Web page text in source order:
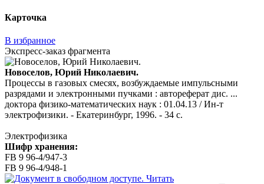
Карточка
В избранное
Экспресс-заказ фрагмента
Новоселов, Юрий Николаевич.
Процессы в газовых смесях, возбуждаемые импульсными
разрядами и электронными пучками : автореферат дис. ...
доктора физико-математических наук : 01.04.13 / Ин-т
электрофизики. - Екатеринбург, 1996. - 34 с.
Электрофизика
Шифр хранения:
FB 9 96-4/947-3
FB 9 96-4/948-1
Читать